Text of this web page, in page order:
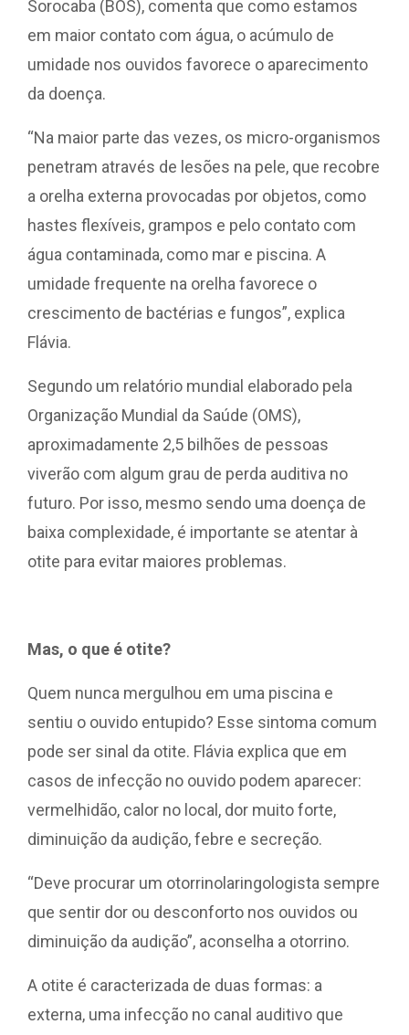
Sorocaba (BOS), comenta que como estamos
em maior contato com água, o acúmulo de
umidade nos ouvidos favorece o aparecimento
da doença.
“Na maior parte das vezes, os micro-organismos
penetram através de lesões na pele, que recobre
a orelha externa provocadas por objetos, como
hastes flexíveis, grampos e pelo contato com
água contaminada, como mar e piscina. A
umidade frequente na orelha favorece o
crescimento de bactérias e fungos”, explica
Flávia.
Segundo um relatório mundial elaborado pela
Organização Mundial da Saúde (OMS),
aproximadamente 2,5 bilhões de pessoas
viverão com algum grau de perda auditiva no
futuro. Por isso, mesmo sendo uma doença de
baixa complexidade, é importante se atentar à
otite para evitar maiores problemas.
Mas, o que é otite?
Quem nunca mergulhou em uma piscina e
sentiu o ouvido entupido? Esse sintoma comum
pode ser sinal da otite. Flávia explica que em
casos de infecção no ouvido podem aparecer:
vermelhidão, calor no local, dor muito forte,
diminuição da audição, febre e secreção.
“Deve procurar um otorrinolaringologista sempre
que sentir dor ou desconforto nos ouvidos ou
diminuição da audição”, aconselha a otorrino.
A otite é caracterizada de duas formas: a
externa, uma infecção no canal auditivo que